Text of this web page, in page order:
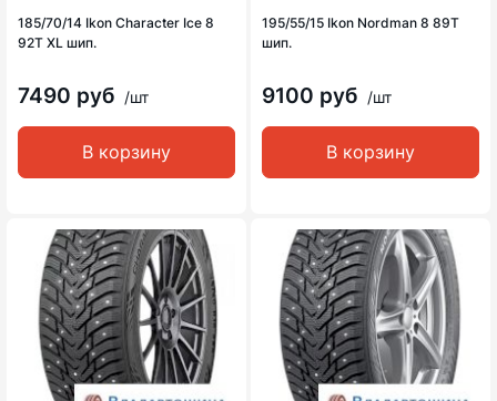
185/70/14 Ikon Character Ice 8
92T XL шип.
7490 руб /шт
В корзину
195/55/15 Ikon Nordman 8 89T
шип.
9100 руб /шт
В корзину